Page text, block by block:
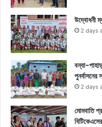
উদ্বোধনী
2 days
বন্যা-
পুনর্বাসনের
2 days
মোমবাতি